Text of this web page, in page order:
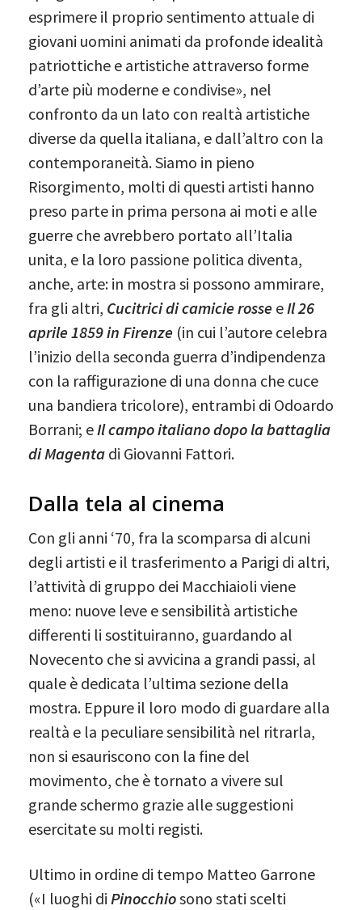
esprimere il proprio sentimento attuale di
giovani uomini animati da profonde idealità
patriottiche e artistiche attraverso forme
d’arte più moderne e condivise», nel
confronto da un lato con realtà artistiche
diverse da quella italiana, e dall’altro con la
contemporaneità. Siamo in pieno
Risorgimento, molti di questi artisti hanno
preso parte in prima persona ai moti e alle
guerre che avrebbero portato all’Italia
unita, e la loro passione politica diventa,
anche, arte: in mostra si possono ammirare,
fra gli altri, Cucitrici di camicie rosse eIl 26
aprile 1859 in Firenze (in cui l’autore celebra
l’inizio della seconda guerra d’indipendenza
con la raffigurazione di una donna che cuce
una bandiera tricolore), entrambi di Odoardo
Borrani; eIl campo italiano dopo la battaglia
di Magenta di Giovanni Fattori.
Dalla tela al cinema
Con gli anni ‘70, fra la scomparsa di alcuni
degli artisti e il trasferimento a Parigi di altri,
l’attività di gruppo dei Macchiaioli viene
meno: nuove leve e sensibilità artistiche
differenti li sostituiranno, guardando al
Novecento che si avvicina a grandi passi, al
quale è dedicata l’ultima sezione della
mostra. Eppure il loro modo di guardare alla
realtà e la peculiare sensibilità nel ritrarla,
non si esauriscono con la fine del
movimento, che è tornato a vivere sul
grande schermo grazie alle suggestioni
esercitate su molti registi.
Ultimo in ordine di tempo Matteo Garrone
(«I luoghi di Pinocchiosono stati scelti